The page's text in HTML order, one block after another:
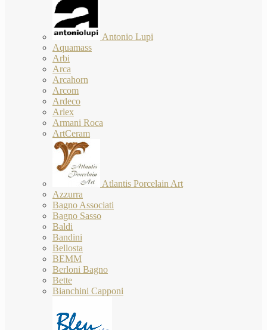
Antonio Lupi
Aquamass
Arbi
Arca
Arcahorn
Arcom
Ardeco
Arlex
Armani Roca
ArtCeram
Atlantis Porcelain Art
Azzurra
Bagno Associati
Bagno Sasso
Baldi
Bandini
Bellosta
BEMM
Berloni Bagno
Bette
Bianchini Capponi